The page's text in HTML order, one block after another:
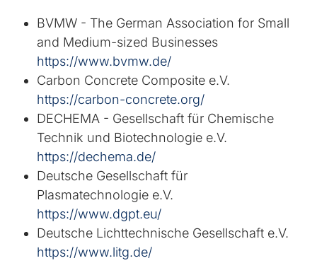
BVMW - The German Association for Small
and Medium-sized Businesses
https://www.bvmw.de/
Carbon Concrete Composite e.V.
https://carbon-concrete.org/
DECHEMA - Gesellschaft für Chemische
Technik und Biotechnologie e.V.
https://dechema.de/
Deutsche Gesellschaft für
Plasmatechnologie e.V.
https://www.dgpt.eu/
Deutsche Lichttechnische Gesellschaft e.V.
https://www.litg.de/